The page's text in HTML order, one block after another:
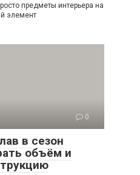
предметы интерьера на
элемент
0
в сезон
объём и